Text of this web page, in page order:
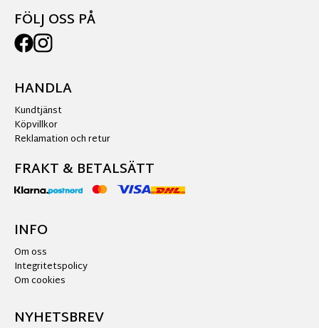
FÖLJ OSS PÅ
HANDLA
Kundtjänst
Köpvillkor
Reklamation och retur
FRAKT & BETALSÄTT
INFO
Om oss
Integritetspolicy
Om cookies
NYHETSBREV